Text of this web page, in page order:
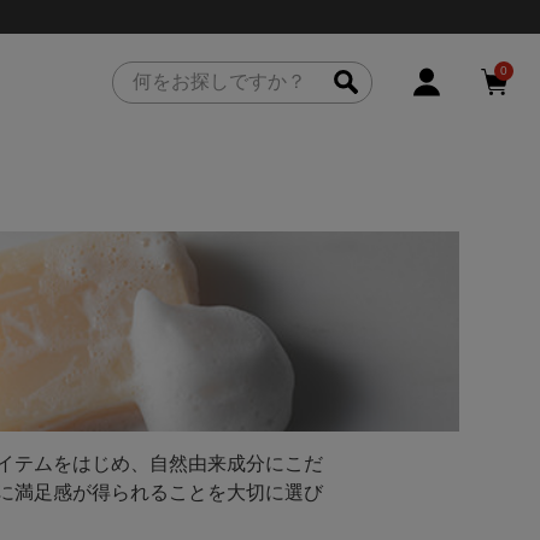
0
テムをはじめ、自然由来成分にこだ
満足感が得られることを大切に選び